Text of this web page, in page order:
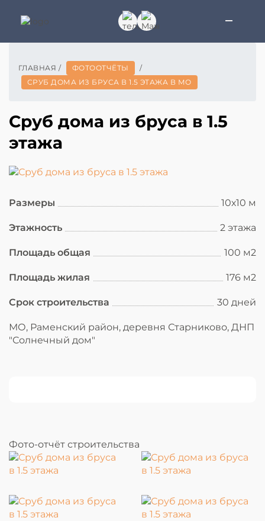
ГЛАВНАЯ / ФОТООТЧЁТЫ
/
СРУБ ДОМА ИЗ БРУСА В 1.5 ЭТАЖА В МО
Сруб дома из бруса в 1.5
этажа
Размеры 10х10 м
Этажность 2 этажа
Площадь общая 100 м2
Площадь жилая 176 м2
Срок строительства 30 дней
МО, Раменский район, деревня Старниково, ДНП
"Солнечный дом"
Фото-отчёт строительства